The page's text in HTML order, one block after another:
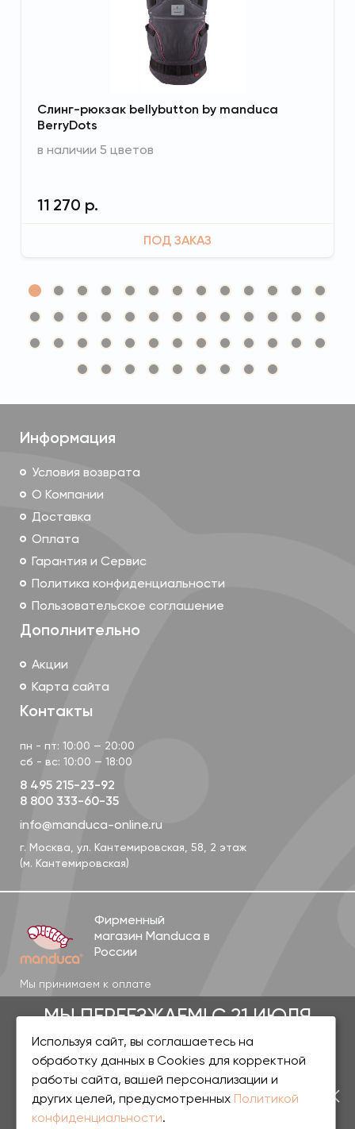
Слинг-рюкзак bellybutton by manduca
BerryDots
в наличии 5 цветов
11 270 р.
ПОД ЗАКАЗ
МЫ ПЕРЕЕЗЖАЕМ! С 21 ИЮЛЯ
МАГАЗИН БУДЕТ РАБОТАТЬ
ПО НОВОМУ АДРЕСУ.
Информация
Условия возврата
О Компании
Доставка
Оплата
Гарантия и Сервис
Политика конфиденциальности
Пользовательское соглашение
Дополнительно
Акции
Карта сайта
Контакты
пн - пт: 10:00 — 20:00
сб - вс: 10:00 — 18:00
8 495 215-23-92
8 800 333-60-35
info@manduca-online.ru
г. Москва, ул. Кантемировская, 58, 2 этаж
(м. Кантемировская)
Фирменный
магазин Manduca в
России
Мы принимаем к оплате
При возникновении ситуаций, для решения которых
необходимо участие руководителя, свяжитесь с
генеральным директором
Используя сайт, вы соглашаетесь на
обработку данных в Cookies для корректной
работы сайта, вашей персонализации и
других целей, предусмотренных Политикой
конфиденциальности.